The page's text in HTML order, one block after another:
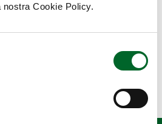
Cookie Policy.